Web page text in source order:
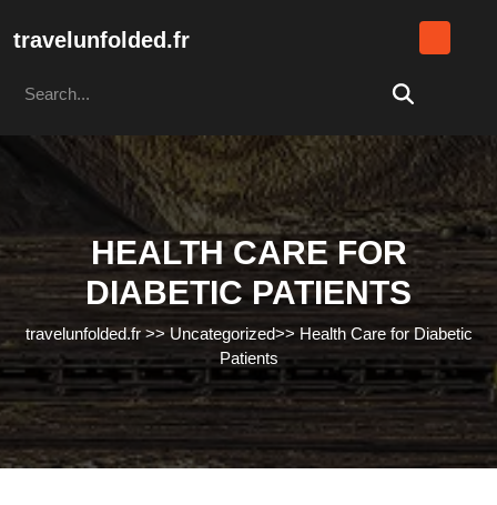
travelunfolded.fr
for:
HEALTH CARE FOR
DIABETIC PATIENTS
travelunfolded.fr>> Uncategorized>> Health Care for Diabetic
Patients